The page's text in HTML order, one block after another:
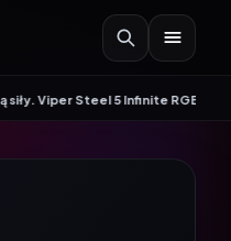
Steel 5 Infinite RGB DDR5